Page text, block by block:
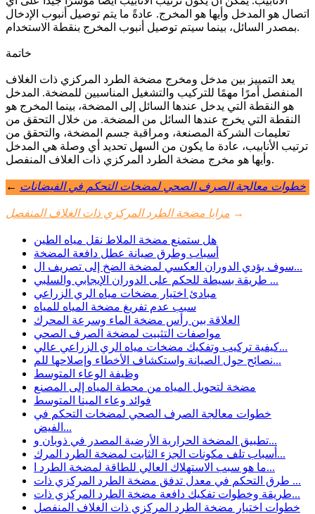
اتصال هو المدخل وأيها هو المخرج. عادةً ما يتم توصيل أنبوب الإدخال
بمصدر السائل، بينما سيتم توصيل أنبوب المخرج بنقطة الاستخدام.
خاتمة
يعد التمييز بين مدخل ومخرج مضخة الطرد المركزي ذات الغلاف
المنفصل أمرًا مهمًا للتركيب والتشغيل المناسبين للمضخة. المدخل
هو النقطة التي يدخل عندها السائل إلى المضخة، بينما المخرج هو
النقطة التي يخرج عندها السائل من المضخة. من خلال التحقق من
تعليمات الشركة المصنعة، ومراقبة جسم المضخة، والتحقق من
ترتيب الأنابيب، عادة ما يكون من السهل تحديد أي وصلة هي المدخل
وأيها هو مخرج مضخة الطرد المركزي ذات الغلاف المنفصل.
← خطوات معالجة الصرف الصحي لمضخات التحكم في الفيضانات
مزايا مضخة الطرد المركزي ذات الغلاف المنفصل →
هل ستمنع مضخة الملاط نقل مياه الطين
أسباب وطرق صيانة عطل دافعة المضخة
سوف يؤدي الدوران العكسي لمضخة الضخ إلى تصريف ال...
طريقة بسيطة للحكم على الدوران الإيجابي والسلبي ...
مبادئ اختيار مضخات مياه الري الزراعي
سبب عدم تفريغ مضخة المياه للمياه
العلاقة بين رأس مضخة الماء وسرعة المحرك
مواصفات التثبيت لمضخة الصرف الصحي
كيفية تركيب وتفكيك مضخات مياه الري الزراعي عالي...
نصائح حول الصيانة واستكشاف الأخطاء وإصلاحها للم...
وظيفة الوعاء المتوسط
مضخة لتحويل المياه من محطة المياه إلى المصنع
فوائد وعاء المينا المتوسط
خطوات معالجة الصرف الصحي لمضخات التحكم في
الفيض...
تطبيق المضخة الحرارية الأرضية المصدر في ذوبان و...
أسباب تلف مكونات الجزء الثابت لمضخة الطرد المرك...
ما هو سبب الاستهلاك العالي للطاقة لمضخة الطرد ا...
طرق التحكم في معدل تدفق مضخة الطرد المركزي ذات ...
طريقة وخطوات تفكيك دافعة مضخة الطرد المركزي ذات...
خطوات اختيار مضخة الطرد المركزي ذات الغلاف المنفصل